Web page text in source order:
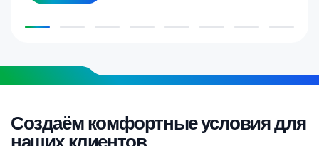
Создаём комфортные условия для
наших клиентов